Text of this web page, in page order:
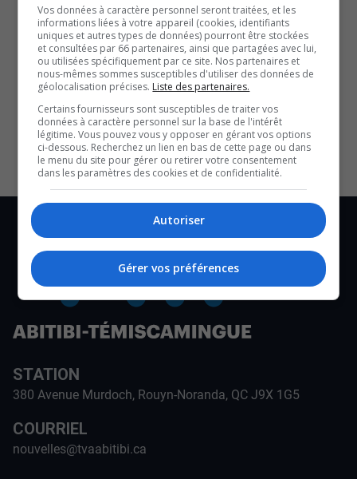
QUESTION DU JOUR
Commentaires
SOUTENIR NOS MÉDIAS, C’EST PROTÉGER NOTRE
CULTURE ET NOTRE ÉCONOMIE
STATION
380 Avenue Murdoch, Rouyn-Noranda, QC J9X 1G5
COURRIEL
nouvelles@tvaabitibi.ca
Vos données à caractère personnel seront traitées, et les
informations liées à votre appareil (cookies, identifiants
uniques et autres types de données) pourront être stockées
et consultées par 66 partenaires, ainsi que partagées avec lui,
ou utilisées spécifiquement par ce site. Nos partenaires et
nous-mêmes sommes susceptibles d'utiliser des données de
géolocalisation précises. Liste des partenaires.
Certains fournisseurs sont susceptibles de traiter vos
données à caractère personnel sur la base de l'intérêt
légitime. Vous pouvez vous y opposer en gérant vos options
ci-dessous. Recherchez un lien en bas de cette page ou dans
le menu du site pour gérer ou retirer votre consentement
dans les paramètres des cookies et de confidentialité.
Autoriser
Gérer vos préférences